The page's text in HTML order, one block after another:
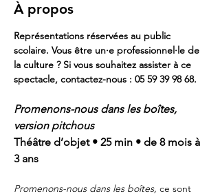
À propos
Représentations réservées au public
scolaire. Vous être un·e professionnel·le de
la culture ? Si vous souhaitez assister à ce
spectacle, contactez-nous : 05 59 39 98 68.
Promenons-nous dans les boîtes,
version pitchous
Théâtre d’objet • 25 min • de 8 mois à
3 ans
Promenons-nous dans les boîtes, ce sont